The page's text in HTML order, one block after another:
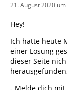
21. August 2020
Hey!
Ich hatte heute
einer Lösung
dieser Seite